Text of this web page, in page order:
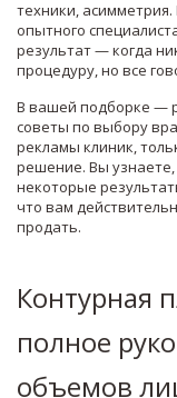
техники,
опытного
результат — когда
процедуру, но все
В вашей подборке —
советы по выбору
рекламы клиник,
решение. Вы
некоторые
что вам
продать.
Контурная
полное
объемов